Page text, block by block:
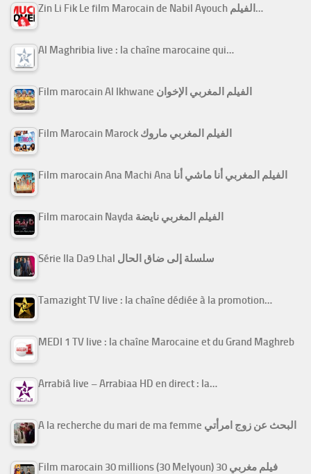
Zin Li Fik Le film Marocain de Nabil Ayouch الفيلم…
Al Maghribia live : la chaîne marocaine qui…
Film marocain Al Ikhwane الفيلم المغربي الإخوان
Film Marocain Marock الفيلم المغربي ماروك
Film marocain Ana Machi Ana الفيلم المغربي أنا ماشي أنا
Film marocain Nayda الفيلم المغربي نايضة
Série Ila Da9 Lhal سلسلة إلى ضاق الحال
Tamazight TV live : la chaîne dédiée à la promotion…
MEDI 1 TV live : la chaîne Marocaine et du Grand Maghreb
Arrabiâ live – Arrabiaa HD en direct : la…
A la recherche du mari de ma femme البحث عن زوج امرأتي
Film marocain 30 millions (30 Melyoun) فيلم مغربي 30